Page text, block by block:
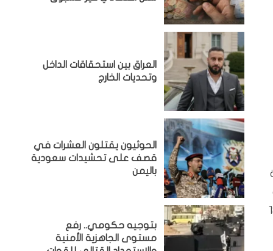
5 بالمئة من راتب الموظف و12
‏العراق بين استحقاقات الداخل
وتحديات الخارج
الحوثيون يقتلون العشرات في
قصف على تحشيدات سعودية
باليمن
بتوجيه حكومي.. رفع
مستوى الجاهزية الأمنية